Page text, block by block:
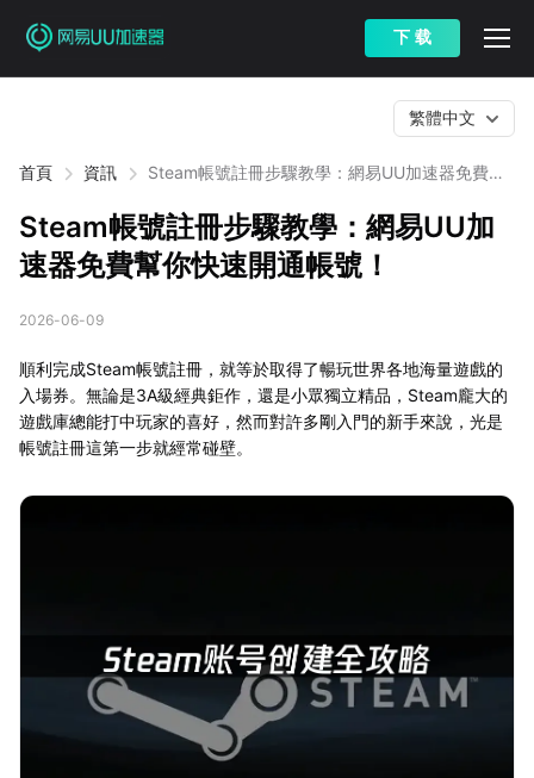
下 载
首頁 資訊
Steam帳號註冊步驟教學：網易UU加速器免費幫
繁體中文
Steam帳號註冊步驟教學：網易UU加
速器免費幫你快速開通帳號！
2026-06-09
順利完成Steam帳號註冊，就等於取得了暢玩世界各地海量遊戲的
入場券。無論是3A級經典鉅作，還是小眾獨立精品，Steam龐大的
遊戲庫總能打中玩家的喜好，然而對許多剛入門的新手來說，光是
帳號註冊這第一步就經常碰壁。